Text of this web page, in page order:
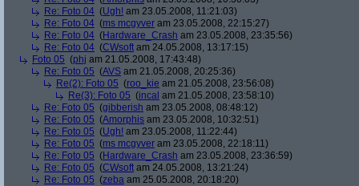
Re: Foto 04 (Ugh! am 23.05.2008, 11:21:03)
Re: Foto 04 (ms mcgyver am 23.05.2008, 22:15:27)
Re: Foto 04 (Hardware_Crash am 23.05.2008, 23:35:56)
Re: Foto 04 (CWsoft am 24.05.2008, 13:17:15)
Foto 05 (phj am 21.05.2008, 17:43:48)
Re: Foto 05 (AVS am 21.05.2008, 20:25:36)
Re(2): Foto 05 (roo_kie am 21.05.2008, 23:56:08)
Re(3): Foto 05 (incal am 21.05.2008, 23:58:10)
Re: Foto 05 (gibberish am 23.05.2008, 08:48:12)
Re: Foto 05 (Amorphis am 23.05.2008, 10:32:51)
Re: Foto 05 (Ugh! am 23.05.2008, 11:22:44)
Re: Foto 05 (ms mcgyver am 23.05.2008, 22:18:11)
Re: Foto 05 (Hardware_Crash am 23.05.2008, 23:36:59)
Re: Foto 05 (CWsoft am 24.05.2008, 13:21:24)
Re: Foto 05 (zeba am 25.05.2008, 20:18:20)